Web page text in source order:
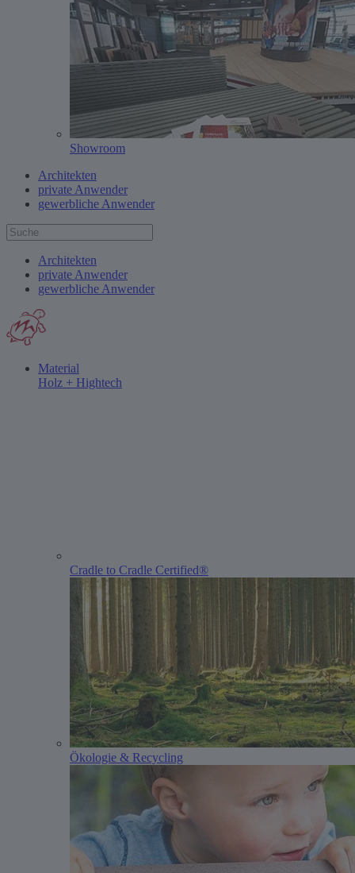
Showroom
Architekten
private Anwender
gewerbliche Anwender
Architekten
private Anwender
gewerbliche Anwender
Material
Holz + Hightech
Cradle to Cradle Certified®
Ökologie & Recycling